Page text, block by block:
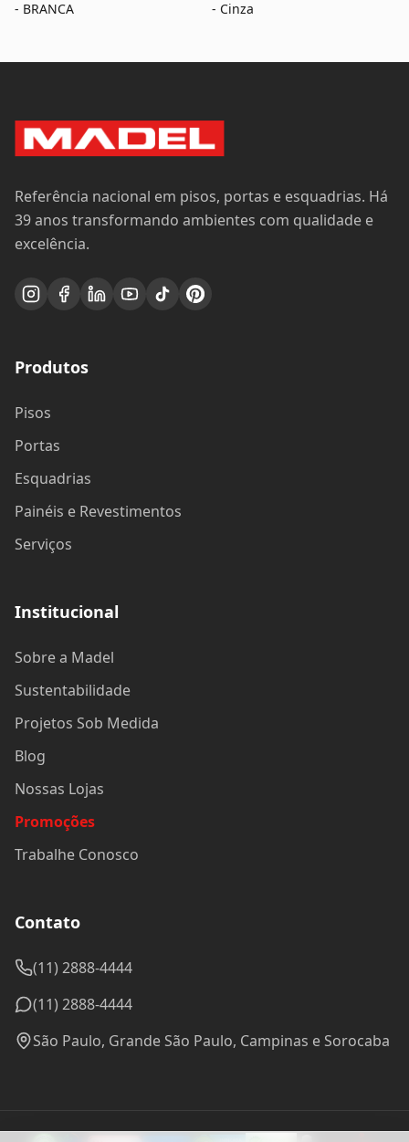
- BRANCA
- Cinza
Referência nacional em pisos, portas e esquadrias. Há
39 anos transformando ambientes com qualidade e
excelência.
Produtos
Pisos
Portas
Esquadrias
Painéis e Revestimentos
Serviços
Institucional
Sobre a Madel
Sustentabilidade
Projetos Sob Medida
Blog
Nossas Lojas
Promoções
Trabalhe Conosco
Contato
(11) 2888-4444
(11) 2888-4444
São Paulo, Grande São Paulo, Campinas e Sorocaba